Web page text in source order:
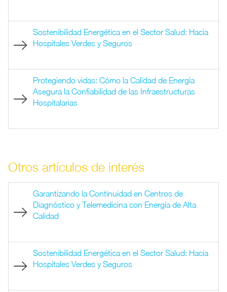
Sostenibilidad Energética en el Sector Salud: Hacia
Hospitales Verdes y Seguros
Protegiendo vidas: Cómo la Calidad de Energía
Asegura la Confiabilidad de las Infraestructuras
Hospitalarias
Otros artículos de interés
Garantizando la Continuidad en Centros de
Diagnóstico y Telemedicina con Energía de Alta
Calidad
Sostenibilidad Energética en el Sector Salud: Hacia
Hospitales Verdes y Seguros